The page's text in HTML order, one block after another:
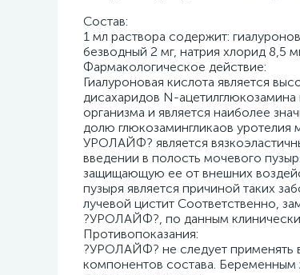
Cостав:
1 мл раствора содержит:
безводный 2 мг, натрия хлорид 8,5
Фармакологическое действие:
Гиалуроновая кислота является
дисахаридов N-ацетилглюкозамина
организма и является наиболее
долю глюкозамингликаов уротелия
УРОЛАЙФ? является
введении в полость мочевого
защищающую ее от внешних
пузыря является причиной таких
лучевой цистит Соответственно,
?УРОЛАЙФ?, по данным
Противопоказания:
?УРОЛАЙФ? не следует применять
компонентов состава.